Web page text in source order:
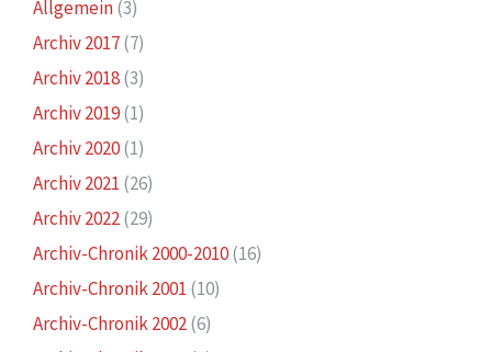
Allgemein(3)
Archiv 2017(7)
Archiv 2018(3)
Archiv 2019(1)
Archiv 2020(1)
Archiv 2021 (26)
Archiv 2022(29)
Archiv-Chronik 2000-2010(16)
Archiv-Chronik 2001 (10)
Archiv-Chronik 2002(6)